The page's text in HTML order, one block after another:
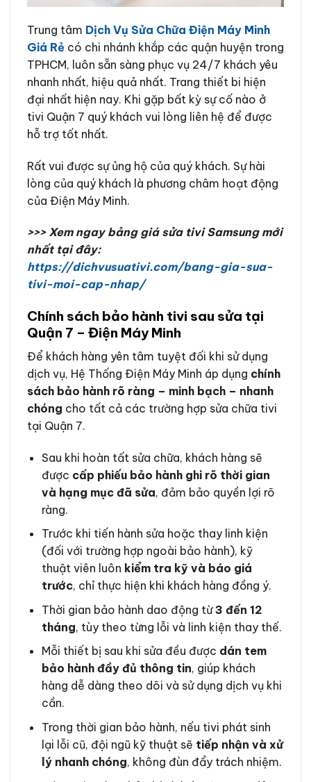
Trung tâm Dịch Vụ Sửa Chữa Điện Máy Minh
Giá Rẻ có chi nhánh khắp các quận huyện trong
TPHCM, luôn sẵn sàng phục vụ 24/7 khách yêu
nhanh nhất, hiệu quả nhất. Trang thiết bi hiện
đại nhất hiện nay. Khi gặp bất kỳ sự cố nào ở
tivi Quận 7 quý khách vui lòng liên hệ để được
hỗ trợ tốt nhất.
Rất vui được sự ủng hộ của quý khách. Sự hài
lòng của quý khách là phương châm hoạt động
của Điện Máy Minh.
>>> Xem ngay bảng giá sửa tivi Samsung mới
nhất tại đây:
https://dichvusuativi.com/bang-gia-sua-
tivi-moi-cap-nhap/
Chính sách bảo hành tivi sau sửa tại
Quận 7 – Điện Máy Minh
Để khách hàng yên tâm tuyệt đối khi sử dụng
dịch vụ, Hệ Thống Điện Máy Minh áp dụng chính
sách bảo hành rõ ràng – minh bạch – nhanh
chóng cho tất cả các trường hợp sửa chữa tivi
tại Quận 7.
Sau khi hoàn tất sửa chữa, khách hàng sẽ
được cấp phiếu bảo hành ghi rõ thời gian
và hạng mục đã sửa, đảm bảo quyền lợi rõ
ràng.
Trước khi tiến hành sửa hoặc thay linh kiện
(đối với trường hợp ngoài bảo hành), kỹ
thuật viên luôn kiểm tra kỹ và báo giá
trước, chỉ thực hiện khi khách hàng đồng ý.
Thời gian bảo hành dao động từ3 đến 12
tháng, tùy theo từng lỗi và linh kiện thay thế.
Mỗi thiết bị sau khi sửa đều được dán tem
bảo hành đầy đủ thông tin, giúp khách
hàng dễ dàng theo dõi và sử dụng dịch vụ khi
cần.
Trong thời gian bảo hành, nếu tivi phát sinh
lại lỗi cũ, đội ngũ kỹ thuật sẽ tiếp nhận và xử
lý nhanh chóng, không đùn đẩy trách nhiệm.